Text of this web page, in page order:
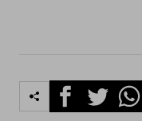
FacebookTwitter